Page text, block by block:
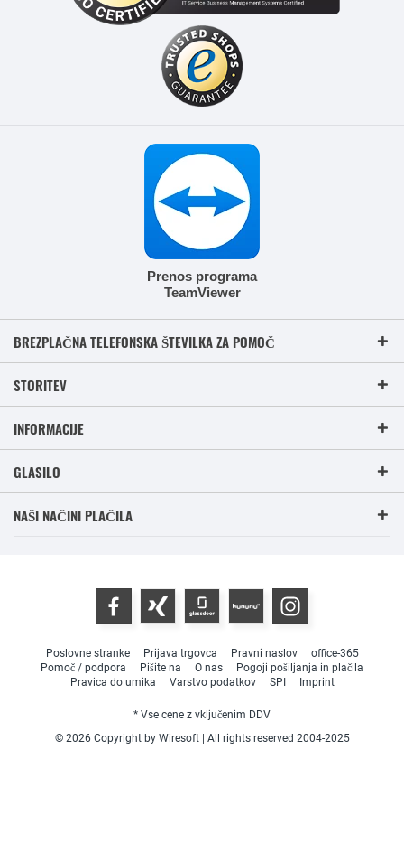
Prenos programa
TeamViewer
BREZPLAČNA TELEFONSKA ŠTEVILKA ZA POMOČ
STORITEV
INFORMACIJE
GLASILO
NAŠI NAČINI PLAČILA
Poslovne stranke Prijava trgovca Pravni naslov
office-365
Pomoč / podpora
Pišite na O nas
Pogoji pošiljanja in plačila
Pravica do umika
Varstvo podatkov SPI Imprint
* Vse cene z vključenim DDV
© 2026 Copyright by Wiresoft | All rights reserved 2004-2025